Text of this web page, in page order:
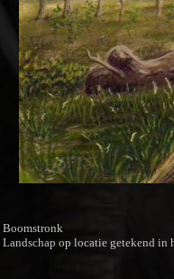
Boomstronk
Landschap op locatie getekend in